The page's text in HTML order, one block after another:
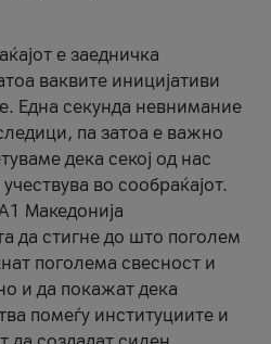
е заедничка
ваквите иницијативи
Една секунда невнимание
па затоа е важно
дека секој од нас
во сообраќајот.
Македонија
да стигне до што поголем
поголема свесност и
и да покажат дека
помеѓу институциите и